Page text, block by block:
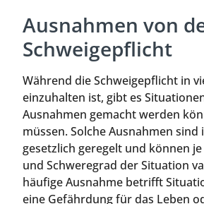
Ausnahmen von
Schweigepflicht
Während die Schweigepflicht in
einzuhalten ist, gibt es
Ausnahmen gemacht werden
müssen. Solche Ausnahmen sind
gesetzlich geregelt und können
und Schweregrad der Situation
häufige Ausnahme betrifft
eine Gefährdung für das Leben